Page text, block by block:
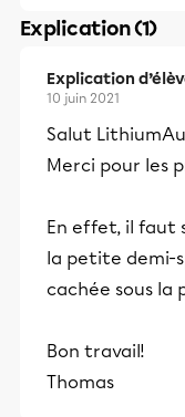
Explication (1)
Explication
10 juin 2021
Salut
Merci pour les
En effet, il faut
la petite demi-
cachée sous la
Bon travail!
Thomas